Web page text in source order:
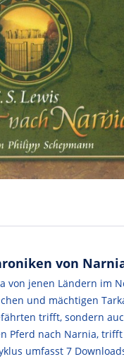
von
von jenen Ländern im
und mächtigen
trifft, sondern
Pferd nach Narnia,
umfasst 7